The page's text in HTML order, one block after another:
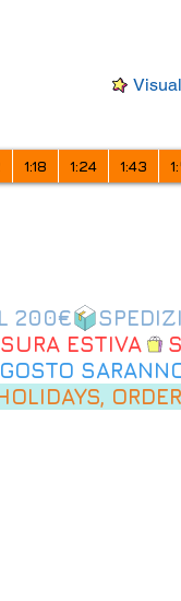
1:18 1:24 1:43
200€
ESTIVA